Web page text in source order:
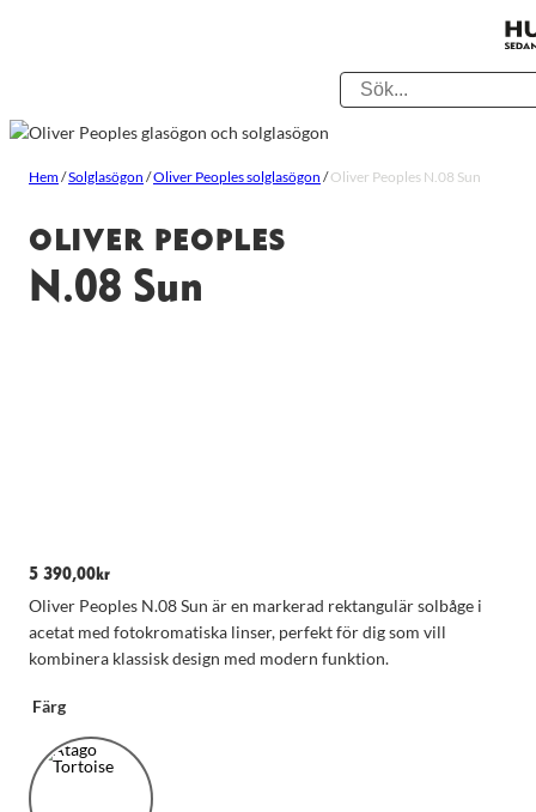
Hem/Solglasögon /Oliver Peoples solglasögon /Oliver Peoples N.08 Sun
OLIVER PEOPLES
N.08 Sun
5 390,00 kr
Oliver Peoples N.08 Sun är en markerad rektangulär solbåge i
acetat med fotokromatiska linser, perfekt för dig som vill
kombinera klassisk design med modern funktion.
Färg